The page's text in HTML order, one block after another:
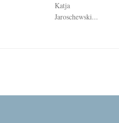
Katja
Jaroschewski...